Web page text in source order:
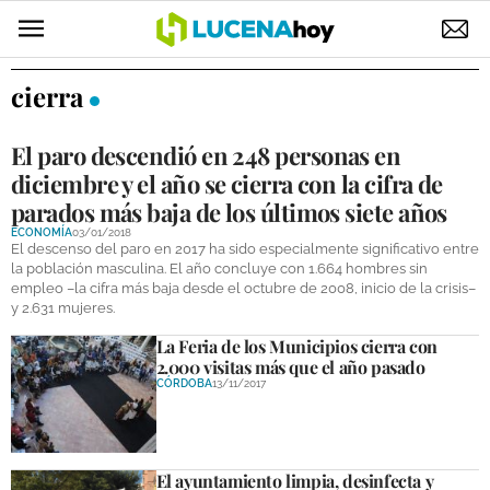
POLÍTICA
ELECCIONES
SUCESOS
ECONOMÍA
DESARROLLO LOCAL
LUCENA EMPRESAS
OCIO
COFRADÍAS
cierra
El paro descendió en 248 personas en
diciembre y el año se cierra con la cifra de
parados más baja de los últimos siete años
ECONOMÍA03/01/2018
El descenso del paro en 2017 ha sido especialmente significativo entre
la población masculina. El año concluye con 1.664 hombres sin
empleo –la cifra más baja desde el octubre de 2008, inicio de la crisis–
y 2.631 mujeres.
La Feria de los Municipios cierra con
2.000 visitas más que el año pasado
CÓRDOBA13/11/2017
El ayuntamiento limpia, desinfecta y